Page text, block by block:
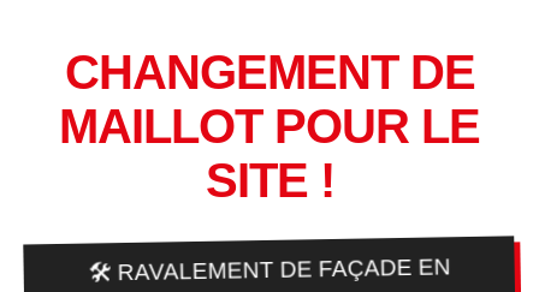
CHANGEMENT DE
MAILLOT POUR LE
SITE !
🛠️ RAVALEMENT DE FAÇADE EN